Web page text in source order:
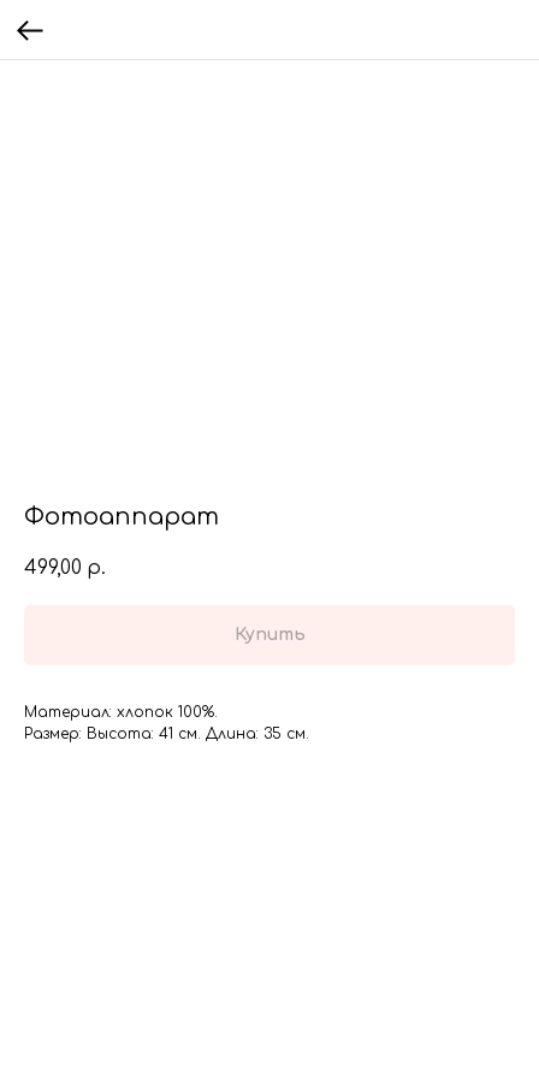
Фотоаппарат
499,00 р.
Купить
Материал: хлопок 100%.
Размер: Высота: 41 см. Длина: 35 см.